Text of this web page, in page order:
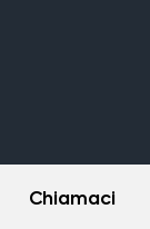
Chiamaci